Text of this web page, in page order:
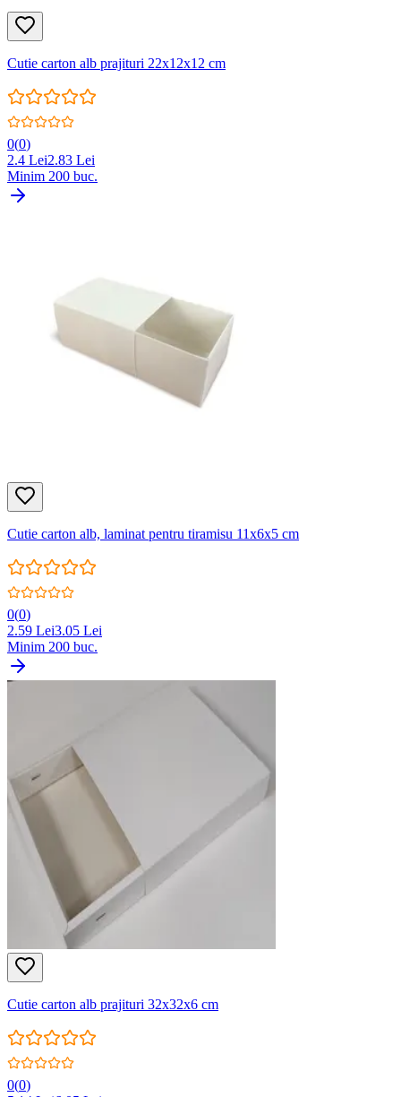
Cutie carton alb prajituri 22x12x12 cm
0(0)
2.4 Lei2.83 Lei
Minim 200 buc.
Cutie carton alb, laminat pentru tiramisu 11x6x5 cm
0(0)
2.59 Lei3.05 Lei
Minim 200 buc.
Cutie carton alb prajituri 32x32x6 cm
0(0)